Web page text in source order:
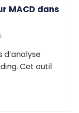
MACD dans
d’analyse
Cet outil